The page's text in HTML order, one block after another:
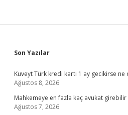
Sidebar
Son Yazılar
Kuveyt Türk kredi kartı 1 ay gecikirse ne
Ağustos 8, 2026
Mahkemeye en fazla kaç avukat girebilir
Ağustos 7, 2026